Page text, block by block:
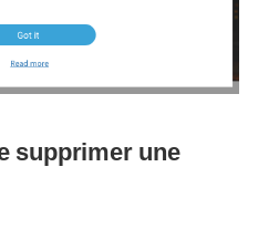
supprimer une